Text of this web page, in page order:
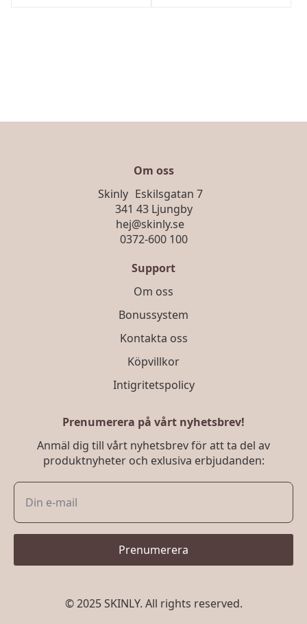
Om oss
Skinly Eskilsgatan 7
341 43 Ljungby
hej@skinly.se
0372-600 100
Support
Om oss
Bonussystem
Kontakta oss
Köpvillkor
Intigritetspolicy
Prenumerera på vårt nyhetsbrev!
Anmäl dig till vårt nyhetsbrev för att ta del av
produktnyheter och exlusiva erbjudanden:
Prenumerera
© 2025 SKINLY. All rights reserved.